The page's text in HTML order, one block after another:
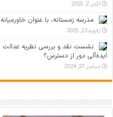
اکتبر 2, 2025
مدرسه زمستانه، با عنوان
ژانویه 23, 2025
نشست نقد و بررسی نظریه عدالت
ایده‌آلی دور از دسترس؟
دسامبر 27, 2024